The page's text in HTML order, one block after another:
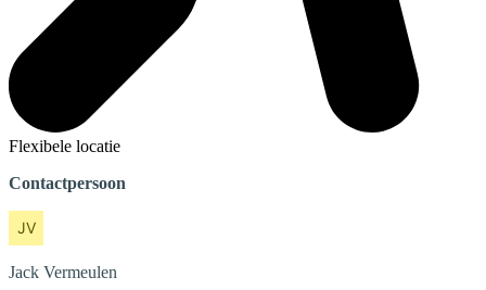
Flexibele locatie
Contactpersoon
Jack Vermeulen